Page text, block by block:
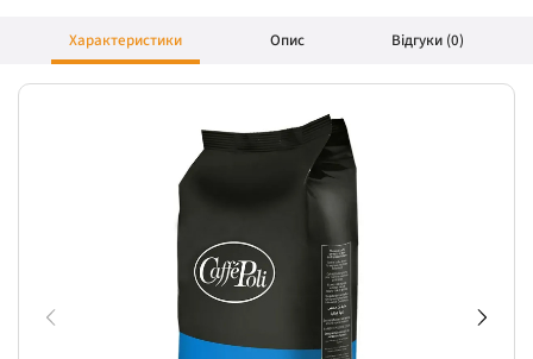
Характеристики Опис Відгуки (0)